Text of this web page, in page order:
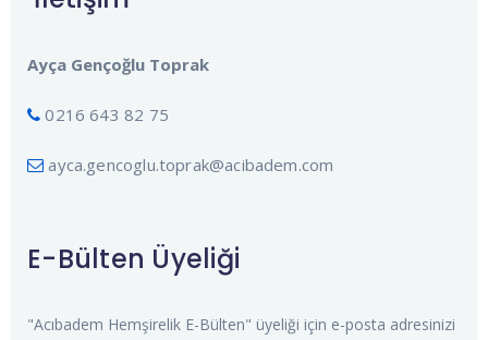
Ayça Gençoğlu Toprak
0216 643 82 75
ayca.gencoglu.toprak@acibadem.com
E-Bülten Üyeliği
"Acıbadem Hemşirelik E-Bülten" üyeliği için e-posta adresinizi